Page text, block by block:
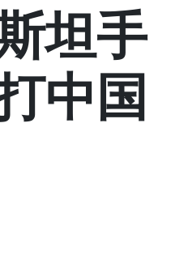
坦手
中国